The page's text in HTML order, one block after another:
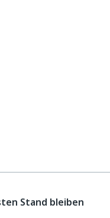
Stand bleiben